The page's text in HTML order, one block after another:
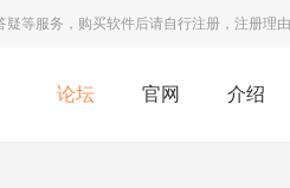
等服务，购买软件后请自行注册，注册理
论坛 官网 介绍